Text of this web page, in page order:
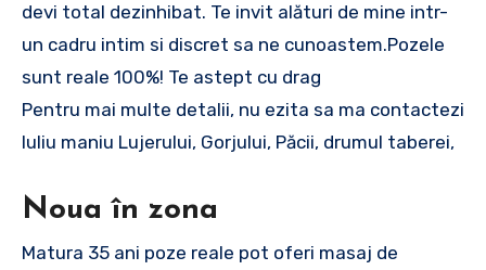
devi total dezinhibat. Te invit alături de mine intr-
un cadru intim si discret sa ne cunoastem.Pozele
sunt reale 100%! Te astept cu drag
Pentru mai multe detalii, nu ezita sa ma contactezi
Iuliu maniu Lujerului, Gorjului, Păcii, drumul taberei,
Noua în zona
Matura 35 ani poze reale pot oferi masaj de